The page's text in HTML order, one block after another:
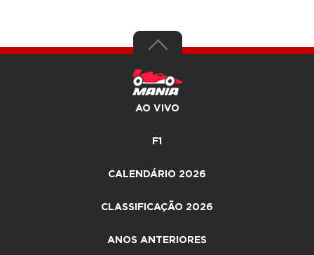
AO VIVO
F1
CALENDÁRIO 2026
CLASSIFICAÇÃO 2026
ANOS ANTERIORES